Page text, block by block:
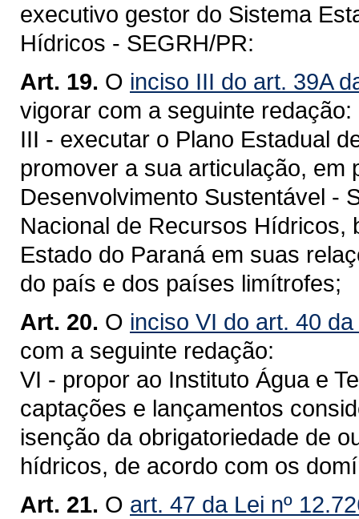
executivo gestor do Sistema
Hídricos - SEGRH/PR:
Art. 19. O inciso III do art. 39A
vigorar com a seguinte redação:
III - executar o Plano Estadual
promover a sua articulação, em
Desenvolvimento Sustentável -
Nacional de Recursos Hídricos,
Estado do Paraná em suas
do país e dos países limítrofes;
Art. 20. O inciso VI do art. 40
com a seguinte redação:
VI - propor ao Instituto Água e
captações e lançamentos
isenção da obrigatoriedade de
hídricos, de acordo com os
Art. 21. O art. 47 da Lei nº